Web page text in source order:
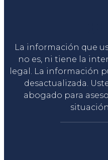
La información que
no es, ni tiene la
legal. La información
desactualizada.
abogado para